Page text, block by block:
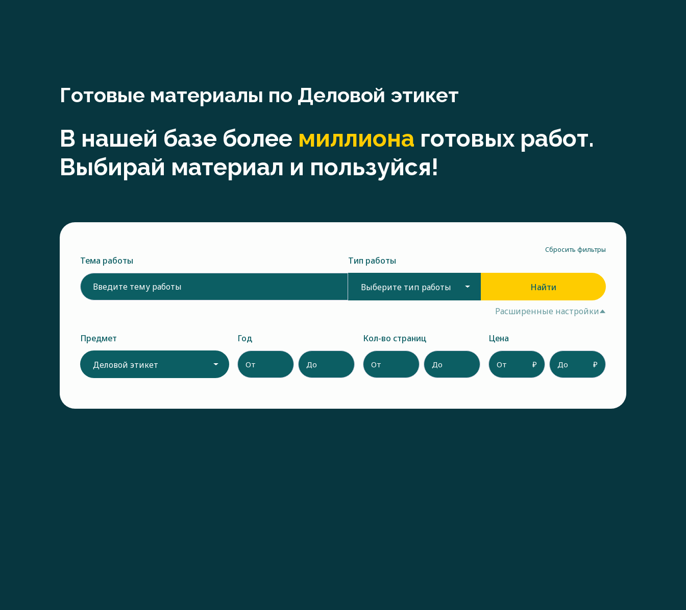
Готовые материалы по Деловой этикет
В нашей базе более миллиона готовых работ.
Выбирай материал и пользуйся!
Сбросить фильтры
Тема работы Тип работы
Выберите тип работы Найти
Расширенные настройки
Предмет
Деловой этикет
Год
От До
Кол-во страниц
От До
Цена
От ₽ До ₽